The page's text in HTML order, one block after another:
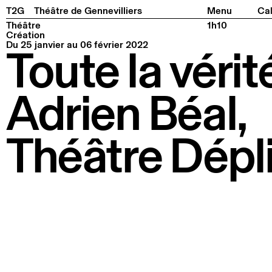
T2G Théâtre de Gennevilliers Menu
Facebook
Instagram Tiktok
Théâtre
Création
Du 25 janvier au 06 février 2022
1h10
Toute la
Adrien Béal,
Théâtre